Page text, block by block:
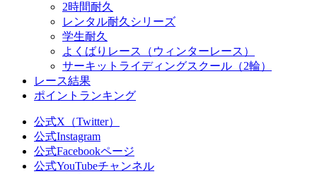
2時間耐久
レンタル耐久シリーズ
学生耐久
よくばりレース（ウィンターレース）
サーキットライディングスクール（2輪）
レース結果
ポイントランキング
公式X（Twitter）
公式Instagram
公式Facebookページ
公式YouTubeチャンネル